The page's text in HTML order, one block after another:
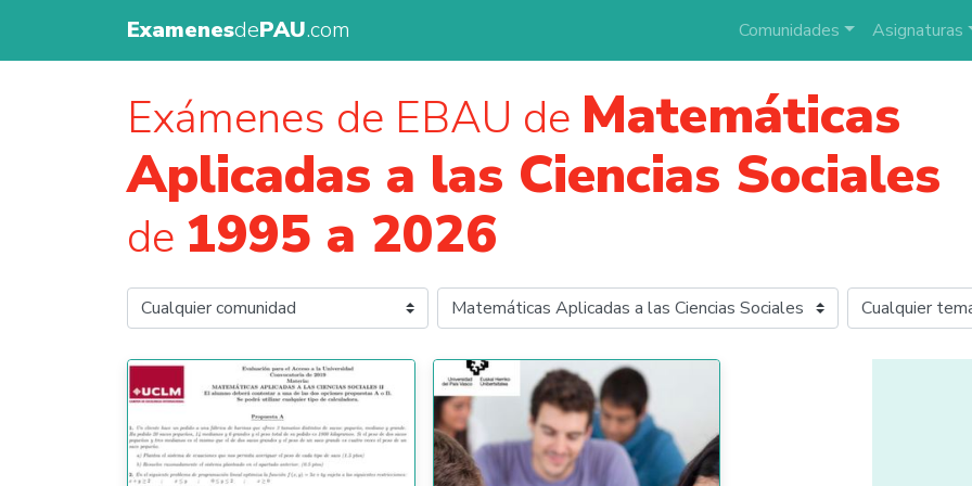
ExamenesdePAU.com Comunidades Asignaturas
Exámenes de EBAU de Matemáticas
Aplicadas a las Ciencias Sociales
de 1995 a 2026